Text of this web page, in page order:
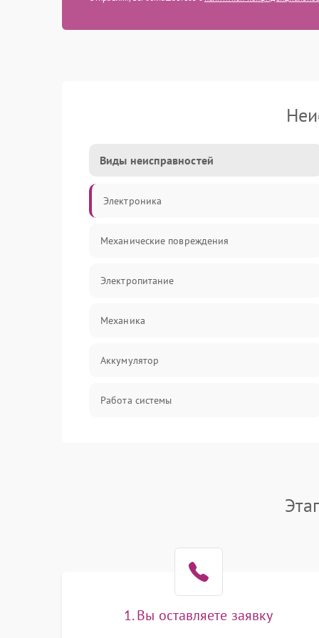
Виды неисправностей
Электроника
Механические повреждения
Электропитание
Механика
Аккумулятор
Работа системы
1. Вы оставляете заявку